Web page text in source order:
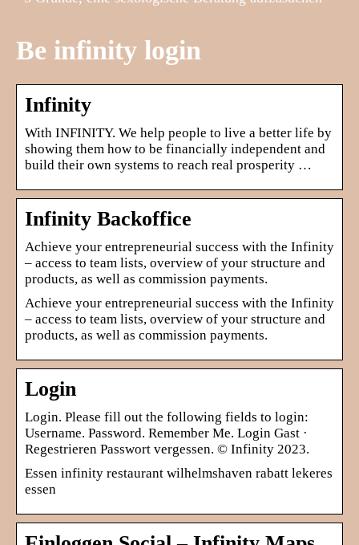
Be infinity login
Infinity
With INFINITY. We help people to live a better life by
showing them how to be financially independent and
build their own systems to reach real prosperity …
Infinity Backoffice
Achieve your entrepreneurial success with the Infinity
– access to team lists, overview of your structure and
products, as well as commission payments.
Achieve your entrepreneurial success with the Infinity
– access to team lists, overview of your structure and
products, as well as commission payments.
Login
Login. Please fill out the following fields to login:
Username. Password. Remember Me. Login Gast ·
Regestrieren Passwort vergessen. © Infinity 2023.
Essen infinity restaurant wilhelmshaven rabatt lekeres
essen